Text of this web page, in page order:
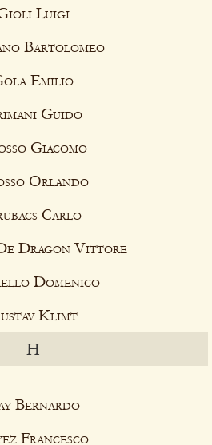
Luigi
Bartolomeo
Emilio
Guido
Giacomo
Orlando
Carlo
Dragon Vittore
Domenico
Klimt
H
Bernardo
Francesco